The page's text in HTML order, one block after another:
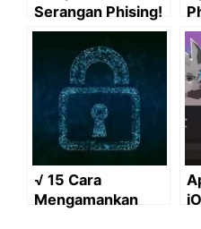
Serangan Phising!
Inilah Jenis-Jenis
Serangannya Yang
Bisa Saja
Menyerang Kamu
√ 15 Cara
Mengamankan